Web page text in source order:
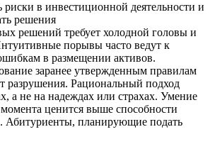
риски в инвестиционной деятельности и
решения
решений требует холодной головы и
порывы часто ведут к
в размещении активов.
заранее утвержденным правилам
разрушения. Рациональный подход
а не на надеждах или страхах. Умение
ценится выше способности
Абитуриенты, планирующие подать